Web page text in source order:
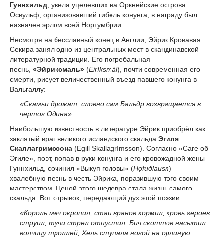
Гуннхильд, увела уцелевших на Оркнейские острова.
Освульф, организовавший гибель конунга, в награду был
назначен эрлом всей Нортумбрии.
Несмотря на бесславный конец в Англии, Эйрик Кровавая
Секира занял одно из центральных мест в скандинавской
литературной традиции. Его погребальная
песнь, «Эйриксмаль» (Eiríksmál), почти современная его
смерти, рисует величественный въезд павшего конунга в
Вальгаллу:
«Скамьи дрожат, словно сам Бальдр возвращается в
чертог Одина».
Наибольшую известность в литературе Эйрик приобрёл как
заклятый враг великого исландского скальда Эгиля
Скаллагримссона (Egill Skallagrímsson). Согласно «Саге об
Эгиле», поэт, попав в руки конунга и его кровожадной жены
Гуннхильд, сочинил «Выкуп головы» (Hǫfuðlausn) —
хвалебную песнь в честь Эйрика, поразившую того своим
мастерством. Ценой этого шедевра стала жизнь самого
скальда. Вот отрывок, передающий дух этой поэзии:
«Король меч окропил, стаи вранов кормил, кровь героев
струил, тучи стрел отпустил. Бич скоттов насытил
волчицу троллей, Хель ступала ногой на орлиную